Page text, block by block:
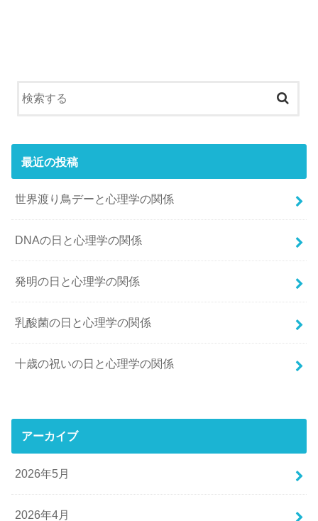
最近の投稿
世界渡り鳥デーと心理学の関係
DNAの日と心理学の関係
発明の日と心理学の関係
乳酸菌の日と心理学の関係
十歳の祝いの日と心理学の関係
アーカイブ
2026年5月
2026年4月